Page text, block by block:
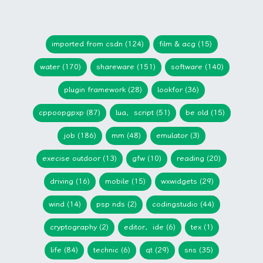
imported from csdn (124) film & acg (15)
water (170) shareware (151) software (140)
plugin framework (28) lookfor (36)
cppoopgpxp (87) lua，script (51) be old (15)
job (186) mm (48) emulator (3)
execise outdoor (13) gfw (10) reading (20)
driving (16) mobile (15) wxwidgets (29)
wind (14) psp nds (2) codingstudio (44)
cryptography (2) editor，ide (6) tex (1)
life (84) technic (6) qt (29) sns (35)